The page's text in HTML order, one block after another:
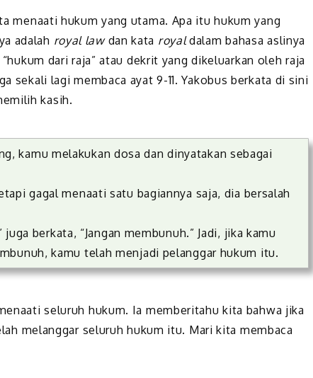
menaati hukum yang utama. Apa itu hukum yang
adalah royal lawdan kata royaldalam bahasa aslinya
dari raja” atau dekrit yang dikeluarkan oleh raja
lagi membaca ayat 9-11. Yakobus berkata di sini
kasih.
kamu melakukan dosa dan dinyatakan sebagai
gagal menaati satu bagiannya saja, dia bersalah
juga berkata, “Jangan membunuh.” Jadi, jika kamu
kamu telah menjadi pelanggar hukum itu.
seluruh hukum. Ia memberitahu kita bahwa jika
melanggar seluruh hukum itu. Mari kita membaca